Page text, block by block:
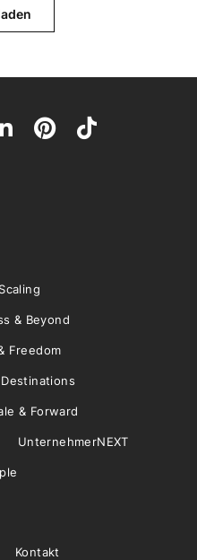
& Beyond
Freedom
& Forward
UnternehmerNEXT
Kontakt